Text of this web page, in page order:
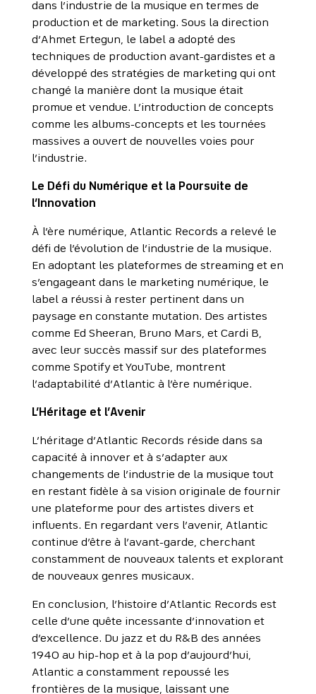
dans l’industrie de la musique en termes de
production et de marketing. Sous la direction
d’Ahmet Ertegun, le label a adopté des
techniques de production avant-gardistes et a
développé des stratégies de marketing qui ont
changé la manière dont la musique était
promue et vendue. L’introduction de concepts
comme les albums-concepts et les tournées
massives a ouvert de nouvelles voies pour
l’industrie.
Le Défi du Numérique et la Poursuite de
l’Innovation
À l’ère numérique, Atlantic Records a relevé le
défi de l’évolution de l’industrie de la musique.
En adoptant les plateformes de streaming et en
s’engageant dans le marketing numérique, le
label a réussi à rester pertinent dans un
paysage en constante mutation. Des artistes
comme Ed Sheeran, Bruno Mars, et Cardi B,
avec leur succès massif sur des plateformes
comme Spotify et YouTube, montrent
l’adaptabilité d’Atlantic à l’ère numérique.
L’Héritage et l’Avenir
L’héritage d’Atlantic Records réside dans sa
capacité à innover et à s’adapter aux
changements de l’industrie de la musique tout
en restant fidèle à sa vision originale de fournir
une plateforme pour des artistes divers et
influents. En regardant vers l’avenir, Atlantic
continue d’être à l’avant-garde, cherchant
constamment de nouveaux talents et explorant
de nouveaux genres musicaux.
En conclusion, l’histoire d’Atlantic Records est
celle d’une quête incessante d’innovation et
d’excellence. Du jazz et du R&B des années
1940 au hip-hop et à la pop d’aujourd’hui,
Atlantic a constamment repoussé les
frontières de la musique, laissant une